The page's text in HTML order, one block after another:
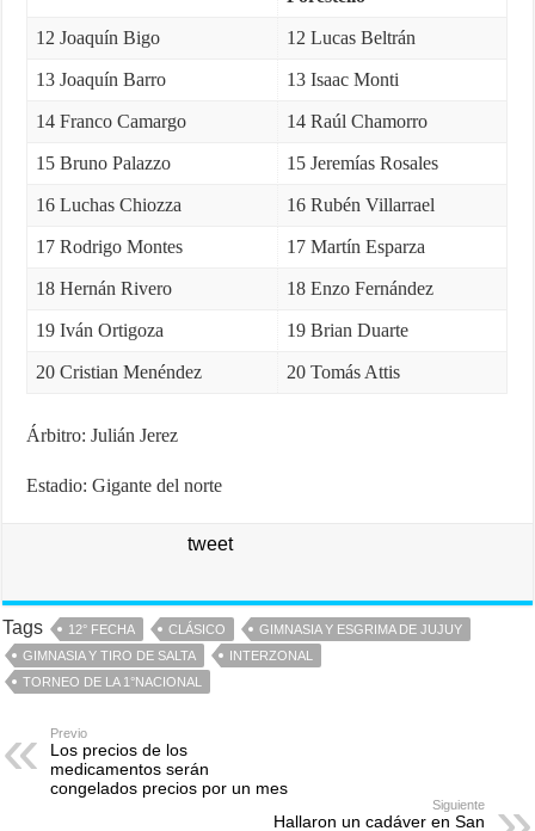
12 Joaquín Bigo 12 Lucas Beltrán
13 Joaquín Barro 13 Isaac Monti
14 Franco Camargo 14 Raúl Chamorro
15 Bruno Palazzo 15 Jeremías Rosales
16 Luchas Chiozza 16 Rubén Villarrael
17 Rodrigo Montes 17 Martín Esparza
18 Hernán Rivero 18 Enzo Fernández
19 Iván Ortigoza 19 Brian Duarte
20 Cristian Menéndez 20 Tomás Attis
Árbitro: Julián Jerez
Estadio: Gigante del norte
tweet
Tags 12° FECHA CLÁSICO
GIMNASIA Y ESGRIMA DE JUJUY
GIMNASIA Y TIRO DE SALTA
INTERZONAL
TORNEO DE LA 1°NACIONAL
Previo
Los precios de los
medicamentos serán
congelados precios por un mes
Siguiente
Hallaron un cadáver en San